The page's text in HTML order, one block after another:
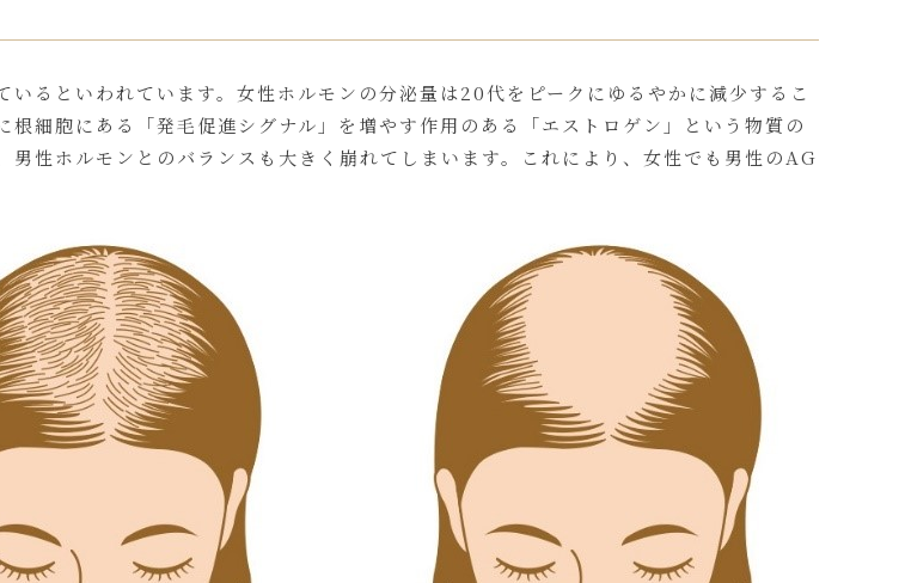
るといわれています。女性ホルモンの分泌量は20代をピークにゆるやかに減少するこ
細胞にある「発毛促進シグナル」を増やす作用のある「エストロゲン」という物質の
性ホルモンとのバランスも大きく崩れてしまいます。これにより、女性でも男性のAG